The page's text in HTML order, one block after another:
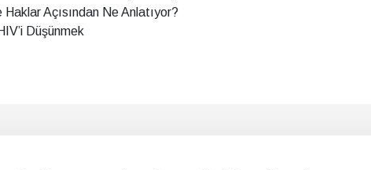
Açısından Ne Anlatıyor?
Düşünmek